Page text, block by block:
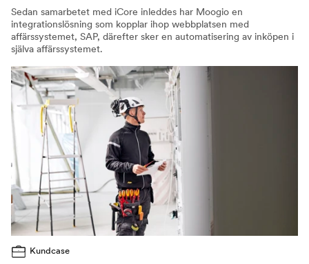
Sedan samarbetet med iCore inleddes har Moogio en
integrationslösning som kopplar ihop webbplatsen med
affärssystemet, SAP, därefter sker en automatisering av inköpen i
själva affärssystemet.
Kundcase